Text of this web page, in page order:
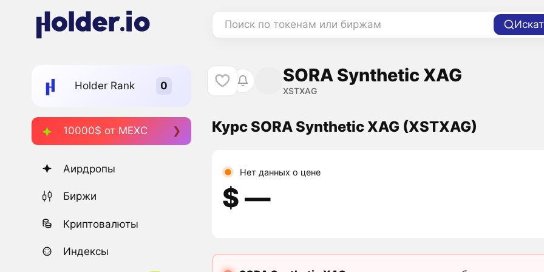
Поиск по токенам или биржам
Holder Rank
10000$ от MEXC
Аирдропы
Биржи
Криптовалюты
Индексы
SORA Synthetic XAG
XSTXAG
Курс SORA Synthetic XAG (XSTXAG)
Нет данных о цене
$ ―